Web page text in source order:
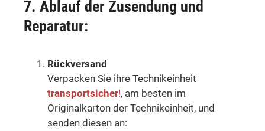
7. Ablauf der Zusendung und
Reparatur:
Rückversand
Verpacken Sie ihre Technikeinheit
transportsicher!, am besten im
Originalkarton der Technikeinheit, und
senden diesen an: